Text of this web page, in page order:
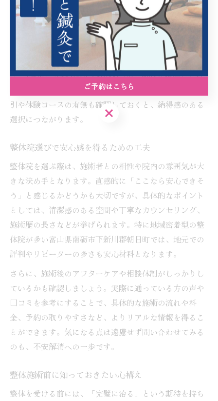
気になる症状をメモしておくことで、施術者に的確に伝
えられ、安心感を持って臨めます。
また、整体院のホームページなどで施術内容や流れ、料
金相場を調べておくことも重要です。南砺市や朝日町で
は、1回あたり約3,000円〜6,000円が一般的な相場となっ
ています。口コミや体験談を参考にして、初回限定の割
引や体験コースの有無も確認しておくと、納得感のある
選択につながります。
整体院選びで安心感を得るための工夫
整体院を選ぶ際は、施術者との相性や院内の雰囲気が大
きな決め手となります。直感的に「ここなら安心できそ
う」と感じるかどうかも大切ですが、具体的なポイント
としては、清潔感のある空間や丁寧なカウンセリング、
施術歴の長さなどが挙げられます。特に地域密着型の整
体院が多い富山県南砺市下新川郡朝日町では、地元での
評判やリピーターの多さも安心材料となります。
さらに、施術後のアフターケアや相談体制がしっかりし
ているかも確認しましょう。実際に通っている方の声や
口コミを参考にすることで、具体的な施術の流れや料
金、予約の取りやすさなど、よりリアルな情報を得るこ
とができます。気になる点は遠慮せず問い合わせてみる
のも、不安解消への一歩です。
整体施術前に知っておきたい心構え
整体を受ける前には、「完璧に治る」という期待を持ち
ご予約はこちら
ご予約はこちら